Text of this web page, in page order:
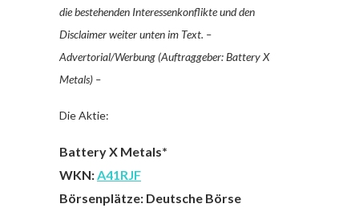
die bestehenden Interessenkonflikte und den
Disclaimer weiter unten im Text. –
Advertorial/Werbung (Auftraggeber: Battery X
Metals) –
Die Aktie:
Battery X Metals*
WKN:A41RJF
Börsenplätze: Deutsche Börse